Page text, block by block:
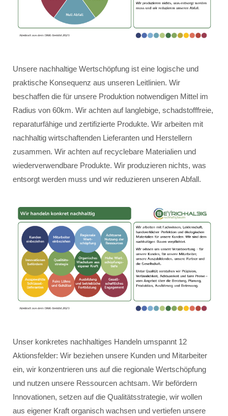
Unsere nachhaltige Wertschöpfung ist eine logische und
praktische Konsequenz aus unseren Leitlinien. Wir
beschaffen die für unsere Produktion notwendigen Mittel im
Radius von 60km. Wir achten auf langlebige, schadstofffreie,
reparaturfähige und zertifizierte Produkte. Wir arbeiten mit
nachhaltig wirtschaftenden Lieferanten und Herstellern
zusammen. Wir achten auf recyclebare Materialien und
wiederverwendbare Produkte. Wir produzieren nichts, was
entsorgt werden muss und wir reduzieren unseren Abfall.
Unser konkretes nachhaltiges Handeln umspannt 12
Aktionsfelder: Wir beziehen unsere Kunden und Mitarbeiter
ein, wir konzentrieren uns auf die regionale Wertschöpfung
und nutzen unsere Ressourcen achtsam. Wir befördern
Innovationen, setzen auf die Qualitätsstrategie, wir wollen
aus eigener Kraft organisch wachsen und vertiefen unsere